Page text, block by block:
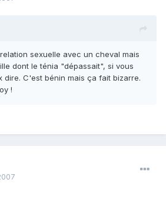
sexuelle avec un cheval mais
dont le ténia "dépassait", si vous
dire. C'est bénin mais ça fait bizarre.
!